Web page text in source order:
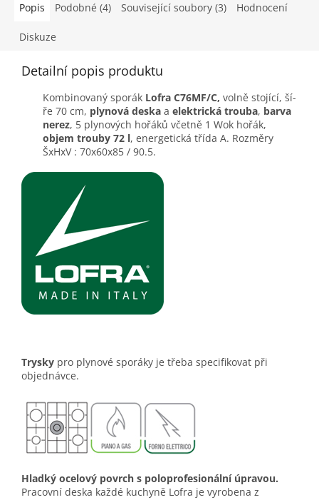
Popis Podobné (4) Související soubory (3) Hodnocení
Diskuze
Detailní popis produktu
Kombinovaný sporák Lofra C76MF/C, volně stojící, ší­
ře 70 cm, plynová deska a elektrická trouba, barva
nerez, 5 plynových hořáků včetně 1 Wok hořák,
objem trouby 72 l, energetická třída A. Rozměry
ŠxHxV : 70x60x85 / 90.5.
Trysky pro plynové sporáky je třeba specifikovat při
objednávce.
Hladký ocelový povrch s poloprofesionální úpravou.
Pracovní deska každé kuchyně Lofra je vyrobena z